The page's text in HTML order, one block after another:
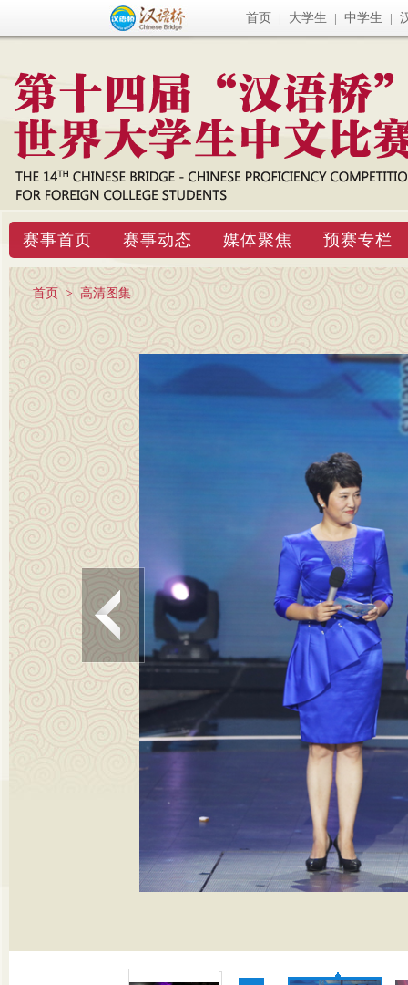
首页 | 大学生 | 中学生 |
赛事首页 赛事动态 媒体聚焦 预赛专栏
首页 > 高清图集